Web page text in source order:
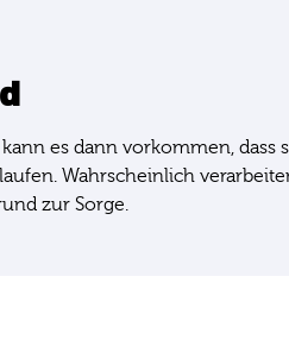
es dann vorkommen,
Wahrscheinlich
zur Sorge.